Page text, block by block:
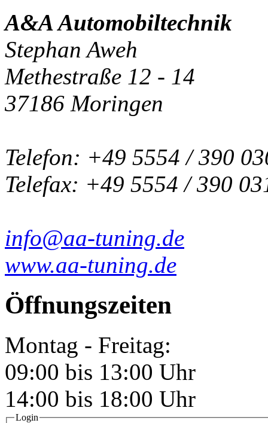
A&A Automobiltechnik
Stephan Aweh
Methestraße 12 - 14
37186 Moringen
Telefon: +49 5554 / 390
Telefax: +49 5554 / 390
info@aa-tuning.de
www.aa-tuning.de
Öffnungszeiten
Montag - Freitag:
09:00 bis 13:00 Uhr
14:00 bis 18:00 Uhr
Login